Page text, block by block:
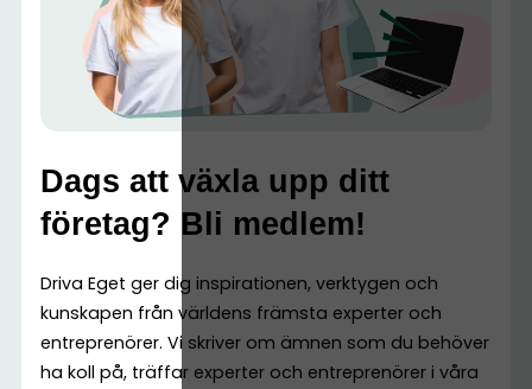
Dags att växla upp ditt
företag? Bli medlem!
Driva Eget ger dig inspirationen, verktygen och
kunskapen från världens främsta experter och
entreprenörer. Vi skriver om ämnen som du behöver
ha koll på, träffar experter och entreprenörer i våra